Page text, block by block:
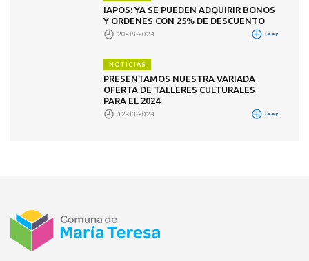
IAPOS: YA SE PUEDEN ADQUIRIR BONOS
Y ORDENES CON 25% DE DESCUENTO
20-08-2024 leer
NOTICIAS
PRESENTAMOS NUESTRA VARIADA
OFERTA DE TALLERES CULTURALES
PARA EL 2024
12-03-2024 leer